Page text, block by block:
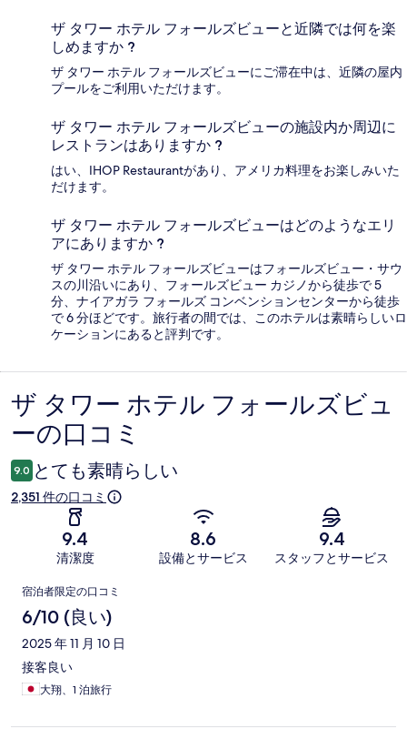
ザ タワー ホテル フォールズビューと近隣では何を楽
しめますか ?
ザ タワー ホテル フォールズビューにご滞在中は、近隣の屋内
プールをご利用いただけます。
ザ タワー ホテル フォールズビューの施設内か周辺に
レストランはありますか ?
はい、IHOP Restaurantがあり、アメリカ料理をお楽しみいた
だけます。
ザ タワー ホテル フォールズビューはどのようなエリ
アにありますか ?
ザ タワー ホテル フォールズビューはフォールズビュー・サウ
スの川沿いにあり、フォールズビュー カジノから徒歩で 5
分、ナイアガラ フォールズ コンベンションセンターから徒歩
で 6 分ほどです。旅行者の間では、このホテルは素晴らしいロ
ケーションにあると評判です。
口
コ
ミ
ザ タワー ホテル フォールズビュ
ーの口コミ
9.0 とても素晴らしい
2,351 件の口コミ
9.4
清潔度
8.6
設備とサービス
9.4
スタッフとサービス
口
コ
ミ
宿泊者限定の口コミ
6/10 (良い)
2025 年 11 月 10 日
接客良い
大翔、1 泊旅行